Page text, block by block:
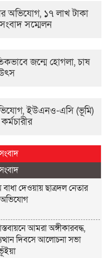
অভিযোগ, ১৭ লাখ টাকা
সম্মেলন
জন্মে হোগলা, চাষ
ইউএনও-এসি (ভূমি)
দেওয়ায় ছাত্রদল নেতার
আমরা অঙ্গীকারবদ্ধ,
দিবসে আলোচনা সভা